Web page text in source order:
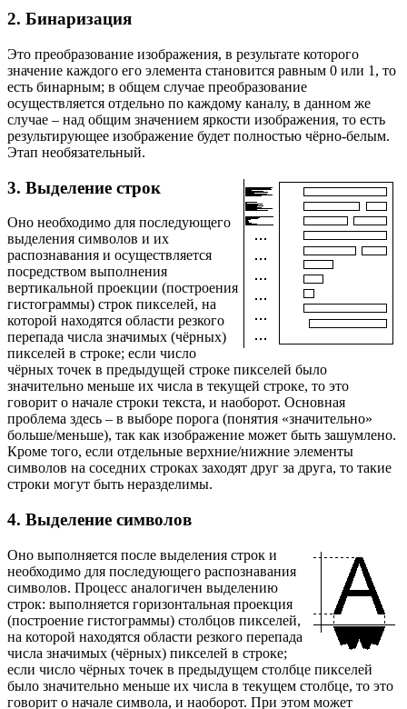
2. Бинаризация
Это преобразование изображения, в результате которого
значение каждого его элемента становится равным 0 или 1, то
есть бинарным; в общем случае преобразование
осуществляется отдельно по каждому каналу, в данном же
случае – над общим значением яркости изображения, то есть
результирующее изображение будет полностью чёрно-белым.
Этап необязательный.
3. Выделение строк
Оно необходимо для последующего
выделения символов и их
распознавания и осуществляется
посредством выполнения
вертикальной проекции (построения
гистограммы) строк пикселей, на
которой находятся области резкого
перепада числа значимых (чёрных)
пикселей в строке; если число
чёрных точек в предыдущей строке пикселей было
значительно меньше их числа в текущей строке, то это
говорит о начале строки текста, и наоборот. Основная
проблема здесь – в выборе порога (понятия «значительно»
больше/меньше), так как изображение может быть зашумлено.
Кроме того, если отдельные верхние/нижние элементы
символов на соседних строках заходят друг за друга, то такие
строки могут быть неразделимы.
4. Выделение символов
Оно выполняется после выделения строк и
необходимо для последующего распознавания
символов. Процесс аналогичен выделению
строк: выполняется горизонтальная проекция
(построение гистограммы) столбцов пикселей,
на которой находятся области резкого перепада
числа значимых (чёрных) пикселей в строке;
если число чёрных точек в предыдущем столбце пикселей
было значительно меньше их числа в текущем столбце, то это
говорит о начале символа, и наоборот. При этом может